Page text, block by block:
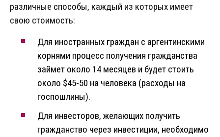
различные способы, каждый из которых имеет
свою стоимость:
Для иностранных граждан с аргентинскими
корнями процесс получения гражданства
займет около 14 месяцев и будет стоить
около $45-50 на человека (расходы на
госпошлины).
Для инвесторов, желающих получить
гражданство через инвестиции, необходимо